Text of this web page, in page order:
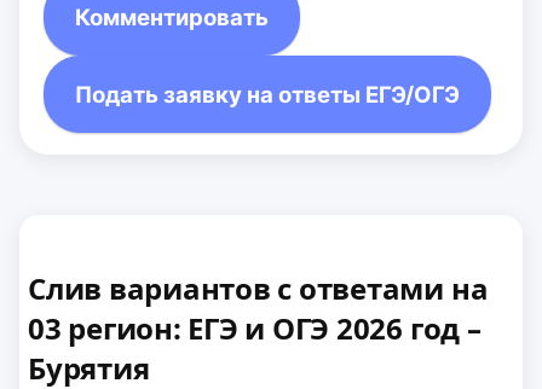
Комментировать
Подать заявку на ответы ЕГЭ/ОГЭ
Слив вариантов с ответами на
03 регион: ЕГЭ и ОГЭ 2026 год –
Бурятия